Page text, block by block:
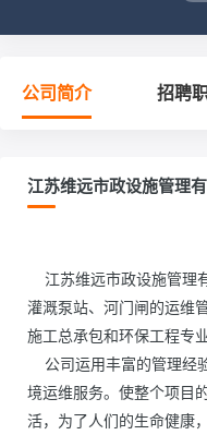
公司简介 招聘
江苏维远市政设施管理
灌溉泵站、河门闸的运维
施工总承包和环保工程专
境运维服务。使整个项目
活，为了人们的生命健康